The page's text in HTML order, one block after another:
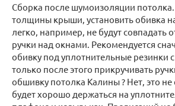
Сборка после шумоизоляции
толщины крыши, установить обивка
легко, например, не будут совпадать
ручки над окнами. Рекомендуется
обивку под уплотнительные резинки
только после этого прикручивать
обшивку потолка Калины ? Нет, это не
будет хорошо держаться на